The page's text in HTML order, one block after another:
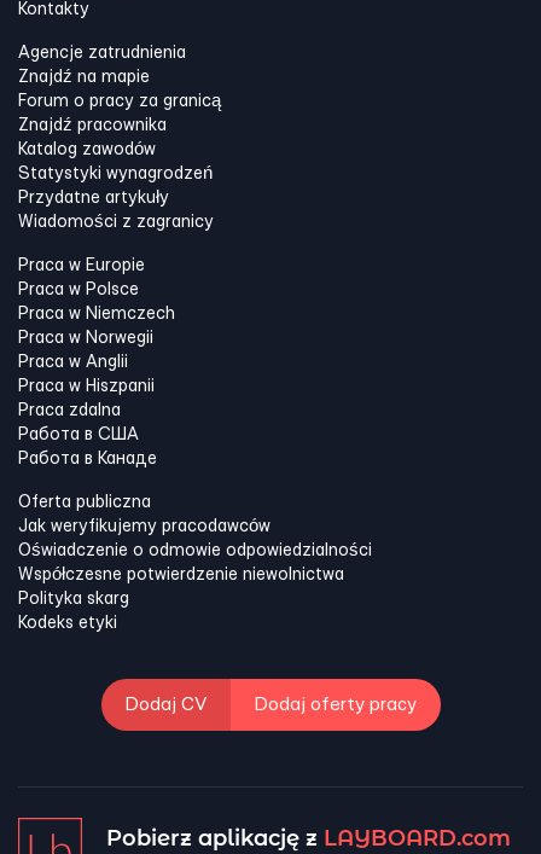
Kontakty
Agencje zatrudnienia
Znajdź na mapie
Forum o pracy za granicą
Znajdź pracownika
Katalog zawodów
Statystyki wynagrodzeń
Przydatne artykuły
Wiadomości z zagranicy
Praca w Europie
Praca w Polsce
Praca w Niemczech
Praca w Norwegii
Praca w Anglii
Praca w Hiszpanii
Praca zdalna
Работа в США
Работа в Канадe
Oferta publiczna
Jak weryfikujemy pracodawców
Oświadczenie o odmowie odpowiedzialności
Współczesne potwierdzenie niewolnictwa
Polityka skarg
Kodeks etyki
Dodaj CV Dodaj oferty pracy
Pobierz aplikację z LAYBOARD.com